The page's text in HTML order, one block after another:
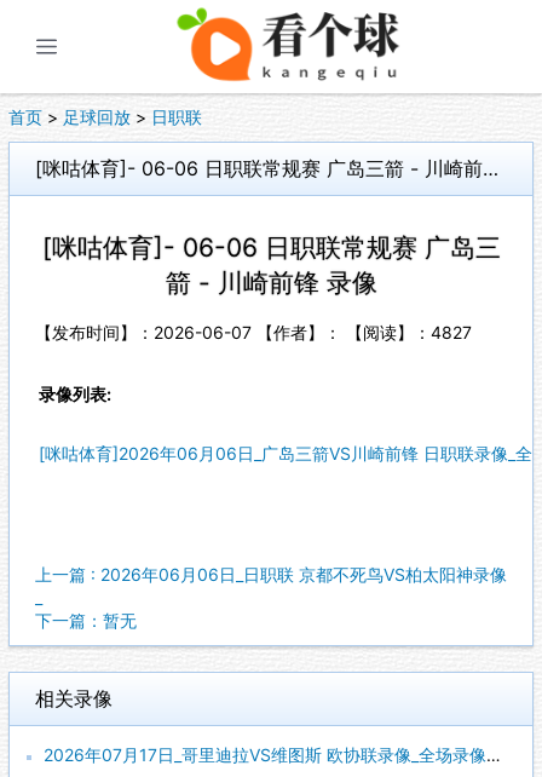
首页 > 足球回放 > 日职联
[咪咕体育]- 06-06 日职联常规赛 广岛三箭 - 川崎前锋 录像
[咪咕体育]- 06-06 日职联常规赛 广岛三
箭 - 川崎前锋 录像
【发布时间】：2026-06-07 【作者】： 【阅读】： 4827
录像列表:
[咪咕体育]2026年06月06日_广岛三箭VS川崎前锋 日职联录像_全
上一篇 : 2026年06月06日_日职联 京都不死鸟VS柏太阳神录像
下一篇：暂无
相关录像
2026年07月17日_哥里迪拉VS维图斯 欧协联录像_全场录像【全场回放】